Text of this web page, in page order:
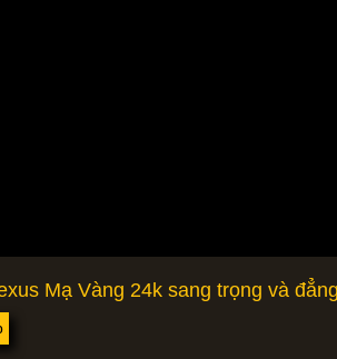
Mạ Vàng 24k sang trọng và